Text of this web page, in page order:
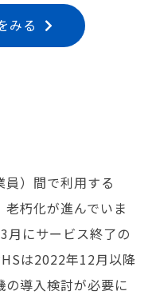
みる
）間で利用する
朽化が進んでいま
月にサービス終了の
は2022年12月以降
導入検討が必要に